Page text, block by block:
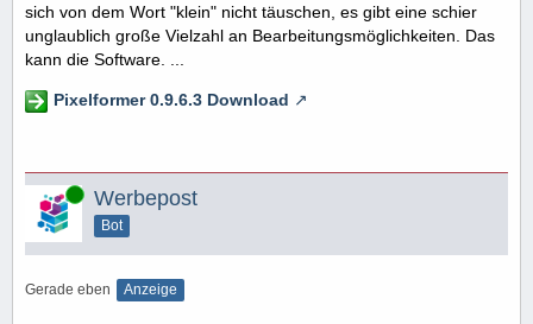
sich von dem Wort "klein" nicht täuschen, es gibt eine schier
unglaublich große Vielzahl an Bearbeitungsmöglichkeiten. Das
kann die Software. ...
Pixelformer 0.9.6.3 Download
Online Werbepost
Bot
Gerade eben Anzeige